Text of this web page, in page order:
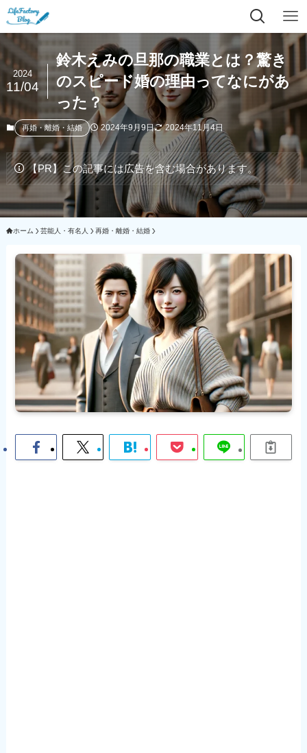
鈴木えみの旦那の職業とは？驚き
のスピード婚の理由ってなにがあ
った？
2024
11/04
再婚・離婚・結婚 2024年9月9日 2024年11月4日
【PR】この記事には広告を含む場合があります。
ホーム 芸能人・有名人 再婚・離婚・結婚